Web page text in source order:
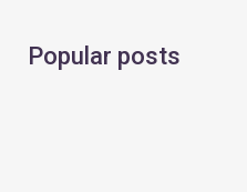
Popular posts